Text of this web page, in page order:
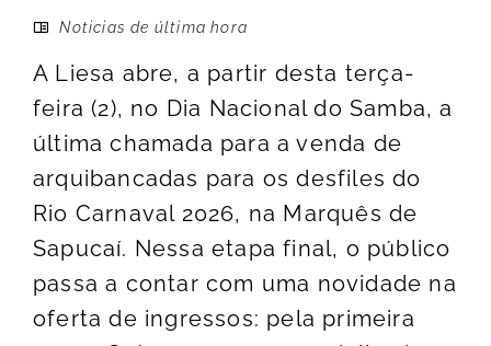
Noticias de última hora
A Liesa abre, a partir desta terça-
feira (2), no Dia Nacional do Samba, a
última chamada para a venda de
arquibancadas para os desfiles do
Rio Carnaval 2026, na Marquês de
Sapucaí. Nessa etapa final, o público
passa a contar com uma novidade na
oferta de ingressos: pela primeira